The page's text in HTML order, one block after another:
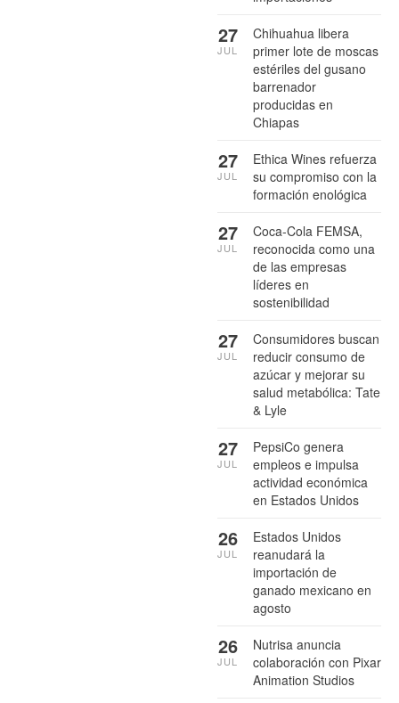
Chihuahua libera
primer lote de moscas
estériles del gusano
barrenador
producidas en
Chiapas
27
JUL
Ethica Wines refuerza
su compromiso con la
formación enológica
27
JUL
Coca-Cola FEMSA,
reconocida como una
de las empresas
líderes en
sostenibilidad
27
JUL
Consumidores buscan
reducir consumo de
azúcar y mejorar su
salud metabólica: Tate
& Lyle
27
JUL
PepsiCo genera
empleos e impulsa
actividad económica
en Estados Unidos
27
JUL
Estados Unidos
reanudará la
importación de
ganado mexicano en
agosto
26
JUL
Nutrisa anuncia
colaboración con Pixar
Animation Studios
26
JUL